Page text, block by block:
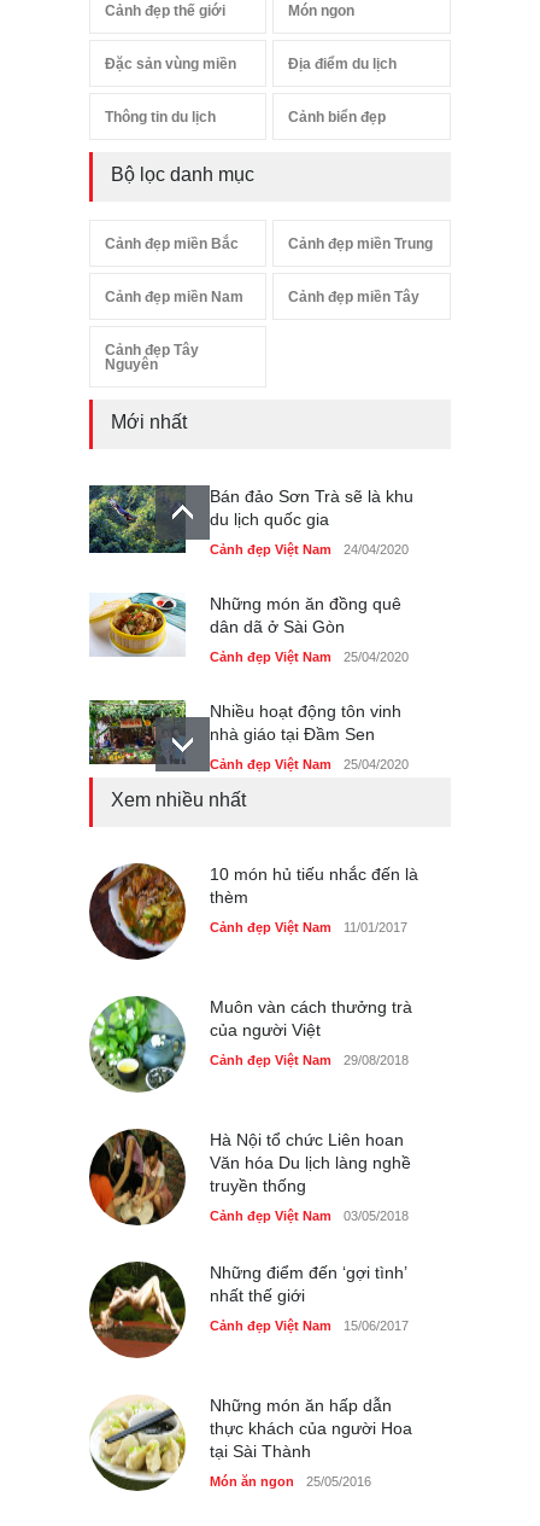
Cảnh đẹp thế giới Món ngon
Đặc sản vùng miền Địa điểm du lịch
Thông tin du lịch Cảnh biển đẹp
Bộ lọc danh mục
Cảnh đẹp miền Bắc Cảnh đẹp miền Trung
Cảnh đẹp miền Nam Cảnh đẹp miền Tây
Cảnh đẹp Tây
Nguyên
Mới nhất
Bán đảo Sơn Trà sẽ là khu
du lịch quốc gia
Cảnh đẹp Việt Nam 24/04/2020
Những món ăn đồng quê
dân dã ở Sài Gòn
Cảnh đẹp Việt Nam 25/04/2020
Nhiều hoạt động tôn vinh
nhà giáo tại Đầm Sen
Cảnh đẹp Việt Nam 25/04/2020
thực Italy
Cảnh đẹp Việt Nam
Cảnh đẹp Việt Nam 25/04/2020
Xem nhiều nhất
10 món hủ tiếu nhắc đến là
thèm
Cảnh đẹp Việt Nam 11/01/2017
Muôn vàn cách thưởng trà
của người Việt
Cảnh đẹp Việt Nam 29/08/2018
Hà Nội tổ chức Liên hoan
Văn hóa Du lịch làng nghề
truyền thống
Cảnh đẹp Việt Nam 03/05/2018
Những điểm đến ‘gợi tình’
nhất thế giới
Cảnh đẹp Việt Nam 15/06/2017
Những món ăn hấp dẫn
thực khách của người Hoa
tại Sài Thành
Món ăn ngon 25/05/2016